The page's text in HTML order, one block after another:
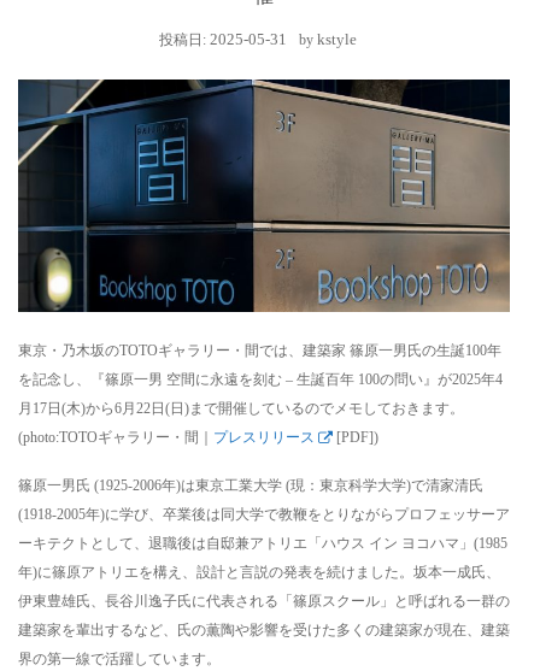
投稿日: 2025-05-31 by kstyle
東京・乃木坂のTOTOギャラリー・間では、建築家 篠原一男氏の生誕100年
を記念し、『篠原一男 空間に永遠を刻む – 生誕百年 100の問い』が2025年4
月17日(木)から6月22日(日)まで開催しているのでメモしておきます。
(photo:TOTOギャラリー・間｜ プレスリリース [PDF])
篠原一男氏 (1925-2006年)は東京工業大学 (現：東京科学大学)で清家清氏
(1918-2005年)に学び、卒業後は同大学で教鞭をとりながらプロフェッサーア
ーキテクトとして、退職後は自邸兼アトリエ「ハウス イン ヨコハマ」(1985
年)に篠原アトリエを構え、設計と言説の発表を続けました。坂本一成氏、
伊東豊雄氏、長谷川逸子氏に代表される「篠原スクール」と呼ばれる一群の
建築家を輩出するなど、氏の薫陶や影響を受けた多くの建築家が現在、建築
界の第一線で活躍しています。